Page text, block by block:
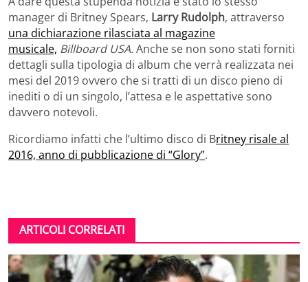
manager di Britney Spears, Larry Rudolph, attraverso
una dichiarazione rilasciata al magazine
musicale, Billboard USA.Anche se non sono stati forniti
dettagli sulla tipologia di album che verrà realizzata nei
mesi del 2019 ovvero che si tratti di un disco pieno di
inediti o di un singolo, l’attesa e le aspettative sono
davvero notevoli.
Ricordiamo infatti che l’ultimo disco di Britney risale al
2016, anno di pubblicazione di “Glory”.
ARTICOLI CORRELATI